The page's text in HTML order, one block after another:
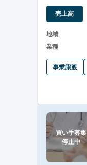
高成長！
売上高
地域
業種
事業譲渡
買い手募集
停止中